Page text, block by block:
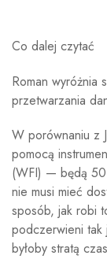
Co dalej czytać
Roman wyróżnia
przetwarzania
W porównaniu z
pomocą
(WFI) — będą 50
nie musi mieć
sposób, jak robi
podczerwieni tak
byłoby stratą